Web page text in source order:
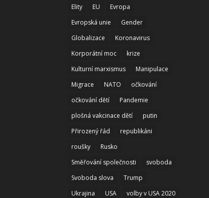
Elity
EU
Evropa
Evropská unie
Gender
Globalizace
Koronavirus
Korporátní moc
krize
Kulturní marxismus
Manipulace
Migrace
NATO
očkování
očkování dětí
Pandemie
plošná vakcinace dětí
putin
Přirozený řád
republikáni
roušky
Rusko
Směřování společnosti
svoboda
Svoboda slova
Trump
Ukrajina
USA
volby v USA 2020